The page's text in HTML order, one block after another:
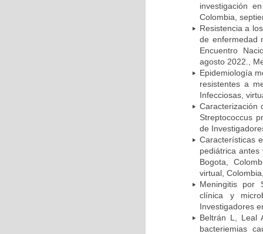
investigación
Colombia,
Resistencia a
de enfermedad
Encuentro
agosto 2022.,
Epidemiología
resistentes a
Infecciosas,
Caracterización
Streptococcus
de
Características
pediátrica
Bogota,
virtual,
Meningitis por
clínica y
Investigadores
Beltrán L, Leal
bacteriemias